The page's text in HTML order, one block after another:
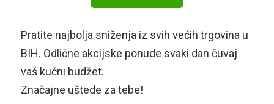
Pratite najbolja sniženja iz svih većih trgovina u
BIH. Odlične akcijske ponude svaki dan čuvaj
vaš kućni budžet.
Značajne uštede za tebe!